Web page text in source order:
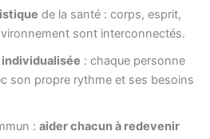
de la santé : corps, esprit,
sont interconnectés.
: chaque personne
son propre rythme et ses besoins
: aider chacun à redevenir